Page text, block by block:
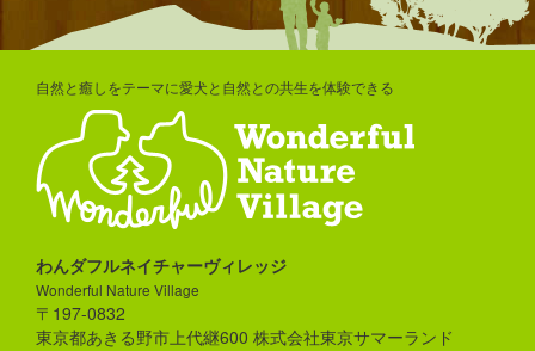
自然と癒しをテーマに愛犬と自然との共生を体験できる
わんダフルネイチャーヴィレッジ
Wonderful Nature Village
〒197-0832
東京都あきる野市上代継600 株式会社東京サマーランド